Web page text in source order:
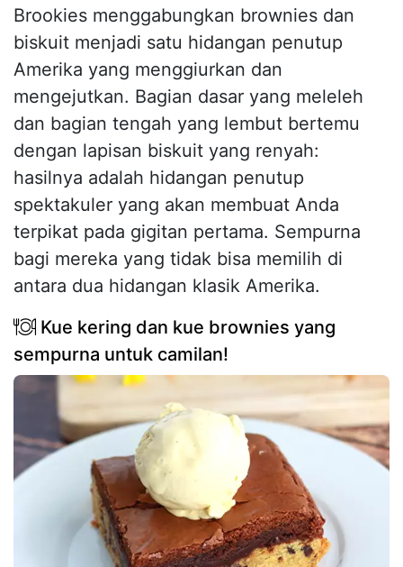
Brookies menggabungkan brownies dan
biskuit menjadi satu hidangan penutup
Amerika yang menggiurkan dan
mengejutkan. Bagian dasar yang meleleh
dan bagian tengah yang lembut bertemu
dengan lapisan biskuit yang renyah:
hasilnya adalah hidangan penutup
spektakuler yang akan membuat Anda
terpikat pada gigitan pertama. Sempurna
bagi mereka yang tidak bisa memilih di
antara dua hidangan klasik Amerika.
Kue kering dan kue brownies yang
sempurna untuk camilan!